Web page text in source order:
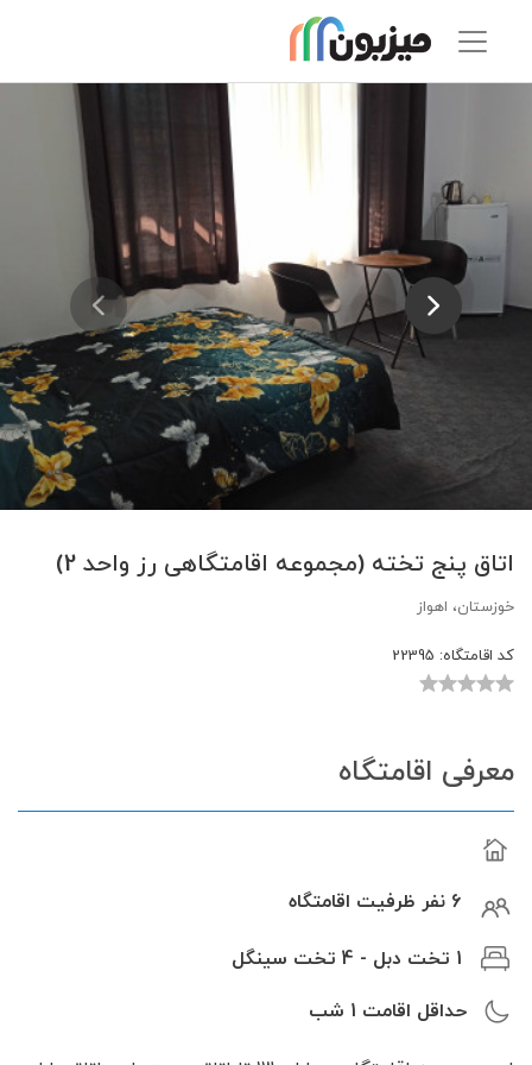
اتاق پنج تخته (مجموعه اقامتگاهی رز واحد 2)
خوزستان، اهواز
کد اقامتگاه:
معرفی اقامتگاه
6 نفر ظرفیت اقامتگاه
1 تخت دبل - 4 تخت سینگل
حداقل اقامت 1 شب